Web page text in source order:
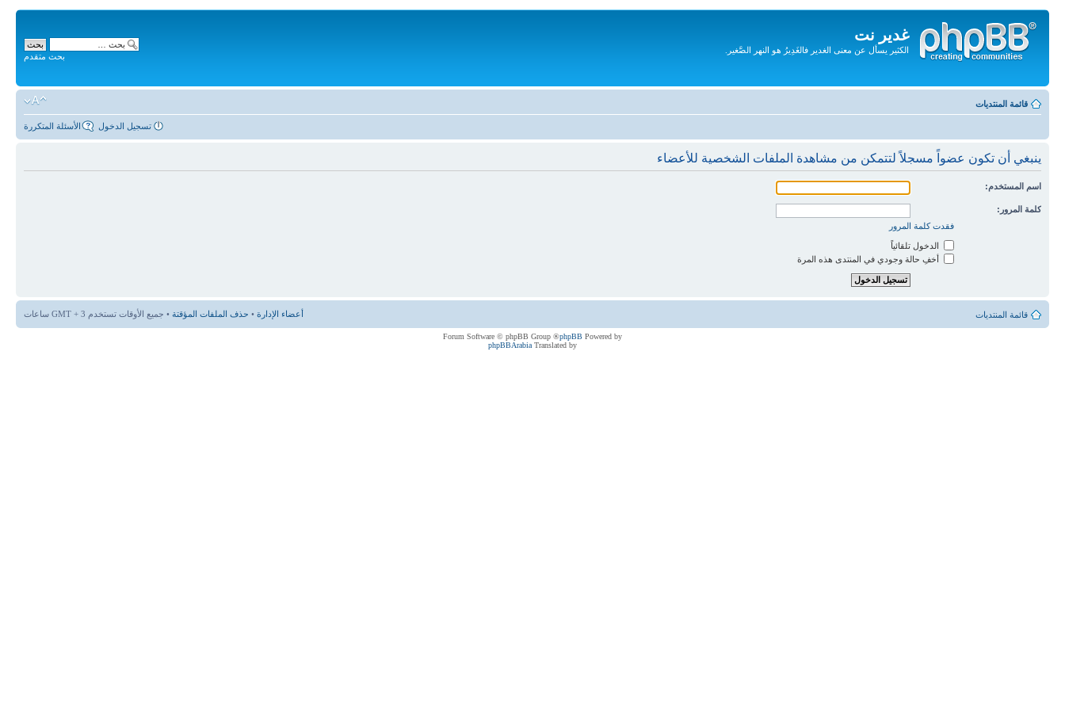
غدير نت
الكثير يسأل عن معنى الغدير فالغَدِيرُ هو النهر الصَّغير.
المحتويات
بحث متقدم
قائمة المنتديات
الأسئلة المتكررة تسجيل الدخول
ينبغي أن تكون عضواً مسجلاً لتتمكن من مشاهدة الملفات الشخصية للأعضاء
اسم المستخدم:
كلمة المرور:
فقدت كلمة المرور
الدخول تلقائياً
أخفِ حالة وجودي في المنتدى هذه المرة
قائمة المنتديات أعضاء الإدارة • حذف الملفات المؤقتة • جميع الأوقات تستخدم GMT + 3 ساعات
Powered by
phpBB
® Forum Software © phpBB Group
Translated by
phpBBArabia